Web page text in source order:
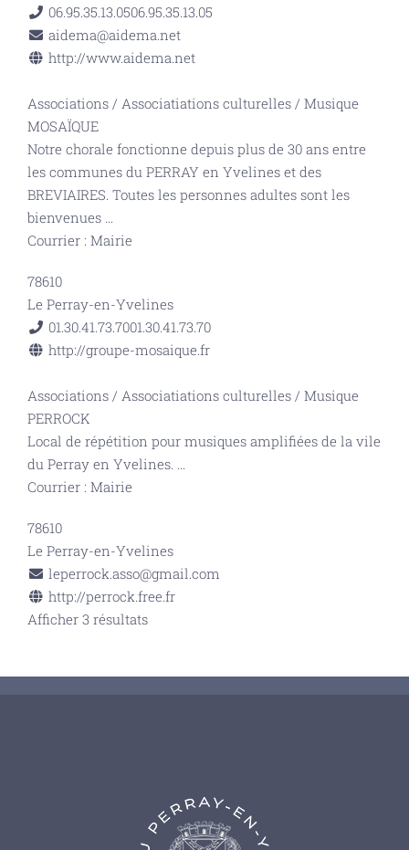
06.95.35.13.0506.95.35.13.05
aidema@aidema.net
http://www.aidema.net
Associations / Associatiations culturelles / Musique
MOSAÏQUE
Notre chorale fonctionne depuis plus de 30 ans entre
les communes du PERRAY en Yvelines et des
BREVIAIRES. Toutes les personnes adultes sont les
bienvenues ...
Courrier : Mairie
78610
Le Perray-en-Yvelines
01.30.41.73.7001.30.41.73.70
http://groupe-mosaique.fr
Associations / Associatiations culturelles / Musique
PERROCK
Local de répétition pour musiques amplifiées de la vile
du Perray en Yvelines. ...
Courrier : Mairie
78610
Le Perray-en-Yvelines
leperrock.asso@gmail.com
http://perrock.free.fr
Afficher 3 résultats